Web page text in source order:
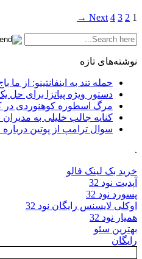
1
2
3
4
Next →
نوشته‌های تازه
حمله تند به اینفانتینو: از ما
دستور ویژه پیاتزا برای حل
مرگ اسطوره کوهنوردی در
کنایه جالب خلیلی به
سوال ترامپ از پوتین درباره
.
خرید بک لینک فالو
آپدیت نود 32
پسورد نود 32
اوکلی لایسنس رایگان نود 32
همیار نود 32
بهترین سئو
رایگان